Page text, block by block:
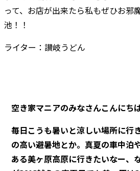
って、お店が出来たら私もぜひお邪
池！！
ライター：讃岐うどん
空き家マニアのみなさんこんにち
毎日こうも暑いと涼しい場所に行
の高い避暑地とか。真夏の車中泊
ある美ヶ原高原に行きたいなー、